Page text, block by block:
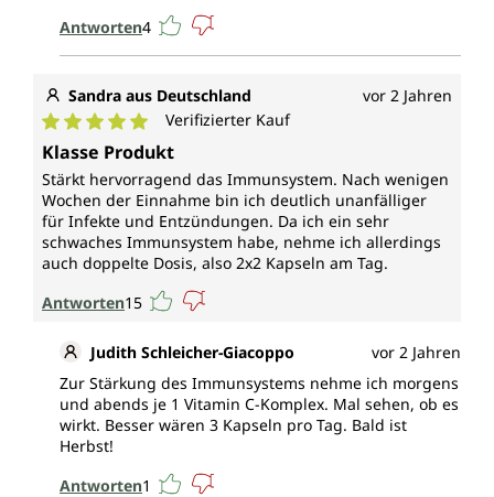
Antworten4
Sandra aus Deutschland vor 2 Jahren
Durchschnittliche Bewertung von 5 von 5 Sternen
Verifizierter Kauf
Klasse Produkt
Stärkt hervorragend das Immunsystem. Nach wenigen
Wochen der Einnahme bin ich deutlich unanfälliger
für Infekte und Entzündungen. Da ich ein sehr
schwaches Immunsystem habe, nehme ich allerdings
auch doppelte Dosis, also 2x2 Kapseln am Tag.
Antworten15
Judith Schleicher-Giacoppo
vor 2 Jahren
Zur Stärkung des Immunsystems nehme ich morgens
und abends je 1 Vitamin C-Komplex. Mal sehen, ob es
wirkt. Besser wären 3 Kapseln pro Tag. Bald ist
Herbst!
Antworten1